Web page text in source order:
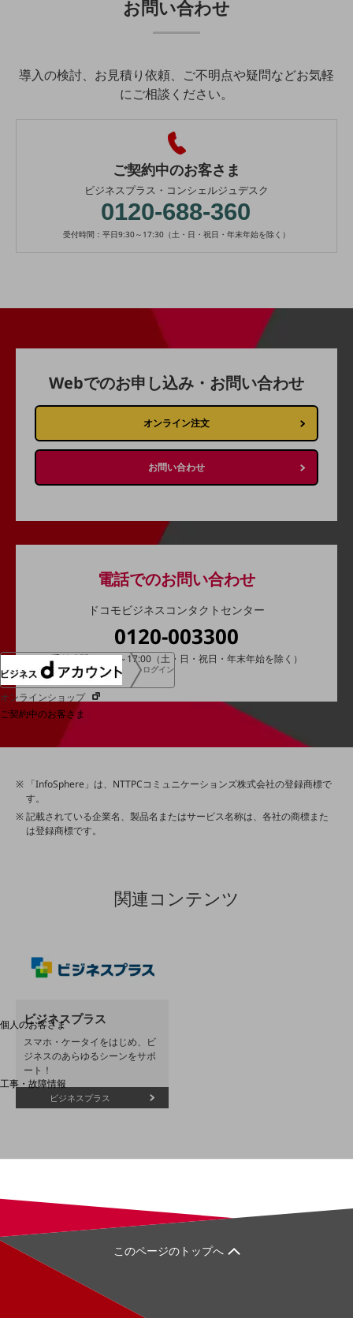
NTTドコモビジネスグループのサステナビリティ
サステナビリティ基本方針
サステナビリティレポート
ダイバーシティ
基礎的電気通信役務損益明細表
採用情報
新卒採用
NTTドコモグループ
ログイン
オンラインショップ
ご契約中のお客さま
ご契約中サービスの一元管理
Web明細(ビリングステーション)
料金分析(ご利用料金管理サービス)
個人のお客さま
NTTドコモ
OCNなど
工事・故障情報
お客さまサポートサイト
お問い合わせ
導入の検討、お見積り依頼、ご不明点や疑問などお気軽
にご相談ください。
ご契約中のお客さま
ビジネスプラス・コンシェルジュデスク
0120-688-360
受付時間：平日9:30～17:30（土・日・祝日・年末年始を除く）
Webでのお申し込み・お問い合わせ
オンライン注文
お問い合わせ
電話でのお問い合わせ
ドコモビジネスコンタクトセンター
0120-003300
受付時間：9:00～17:00（土・日・祝日・年末年始を除く）
「InfoSphere」は、NTTPCコミュニケーションズ株式会社の登録商標で
す。
記載されている企業名、製品名またはサービス名称は、各社の商標また
は登録商標です。
関連コンテンツ
ビジネスプラス
スマホ・ケータイをはじめ、ビ
ジネスのあらゆるシーンをサポ
ート！
ビジネスプラス
このページのトップへ